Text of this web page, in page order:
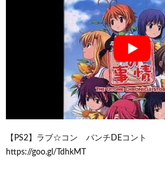
【PS2】ラブ☆コン パンチDEコント
https://goo.gl/TdhkMT